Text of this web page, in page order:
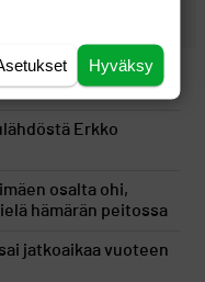
rakensi hyvän
Erkko
osalta ohi,
hämärän peitossa
jatkoaikaa vuoteen
Hyväksy